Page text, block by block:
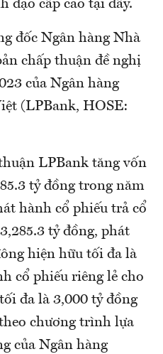
đạo cấp cao tại đây.
đốc Ngân hàng Nhà
chấp thuận đề nghị
của Ngân hàng
(LPBank, HOSE:
LPBank tăng vốn
tỷ đồng trong năm
hành cổ phiếu trả cổ
tỷ đồng, phát
hiện hữu tối đa là
cổ phiếu riêng lẻ cho
đa là 3,000 tỷ đồng
chương trình lựa
của Ngân hàng